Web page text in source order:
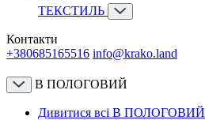
ТЕКСТИЛЬ
Контакти
+380685165516 info@krako.land
В ПОЛОГОВИЙ
Дивитися всі В ПОЛОГОВИЙ